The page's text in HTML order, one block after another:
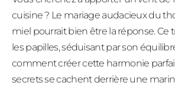
cuisine ? Le mariage audacieux du
miel pourrait bien être la réponse. Ce
les papilles, séduisant par son
comment créer cette harmonie
secrets se cachent derrière une